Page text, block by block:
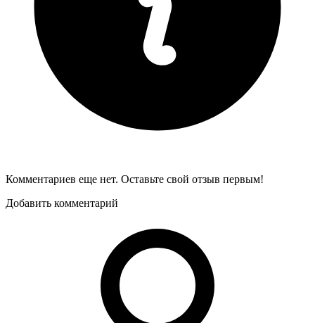
Комментариев еще нет. Оставьте свой отзыв первым!
Добавить комментарий